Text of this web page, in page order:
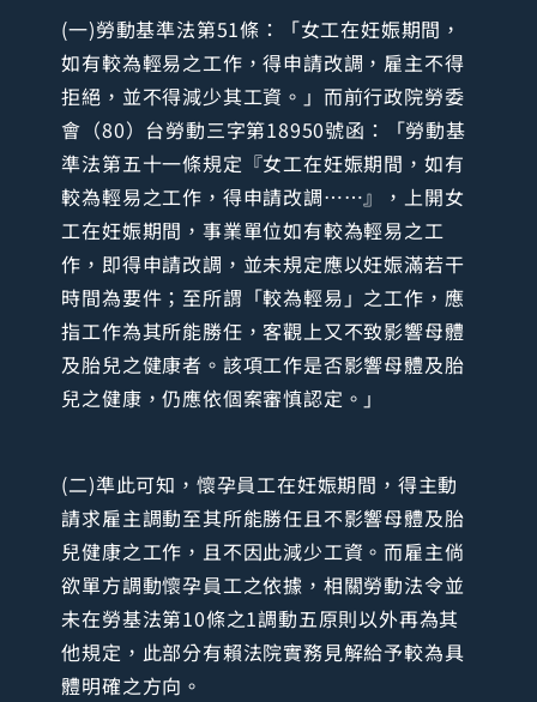
(一)勞動基準法第51條：「女工在妊娠期間，
如有較為輕易之工作，得申請改調，雇主不得
拒絕，並不得減少其工資。」而前行政院勞委
會（80）台勞動三字第18950號函：「勞動基
準法第五十一條規定『女工在妊娠期間，如有
較為輕易之工作，得申請改調……』，上開女
工在妊娠期間，事業單位如有較為輕易之工
作，即得申請改調，並未規定應以妊娠滿若干
時間為要件；至所謂「較為輕易」之工作，應
指工作為其所能勝任，客觀上又不致影響母體
及胎兒之健康者。該項工作是否影響母體及胎
兒之健康，仍應依個案審慎認定。」
(二)準此可知，懷孕員工在妊娠期間，得主動
請求雇主調動至其所能勝任且不影響母體及胎
兒健康之工作，且不因此減少工資。而雇主倘
欲單方調動懷孕員工之依據，相關勞動法令並
未在勞基法第10條之1調動五原則以外再為其
他規定，此部分有賴法院實務見解給予較為具
體明確之方向。